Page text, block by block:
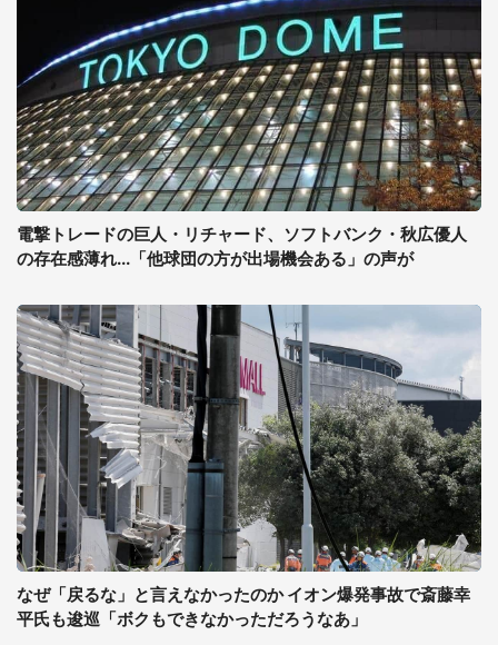
電撃トレードの巨人・リチャード、ソフトバンク・秋広優人
の存在感薄れ...「他球団の方が出場機会ある」の声が
なぜ「戻るな」と言えなかったのか イオン爆発事故で斎藤幸
平氏も逡巡「ボクもできなかっただろうなあ」